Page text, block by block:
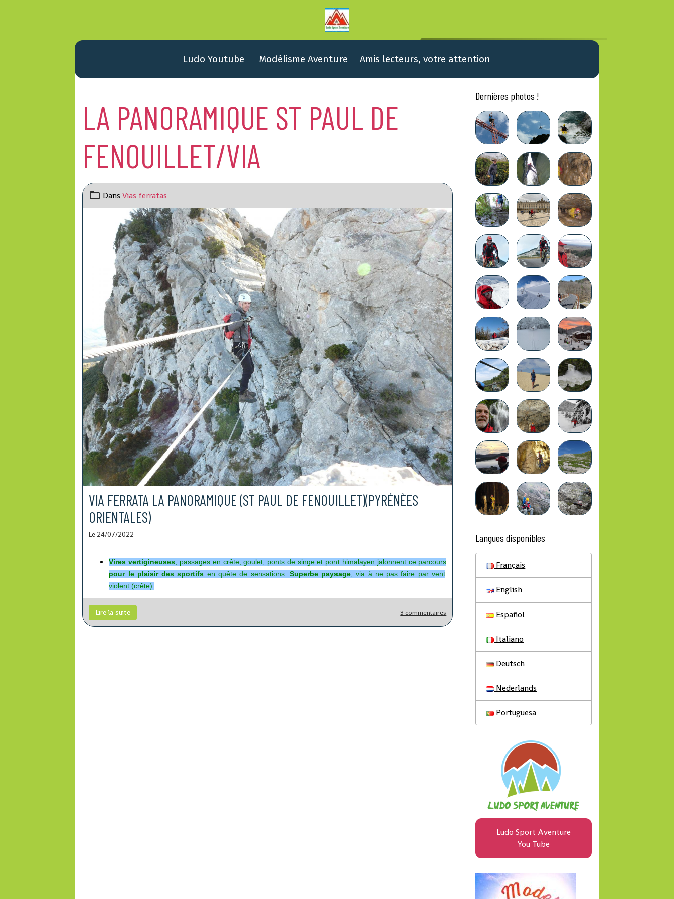
Ludo Youtube Modélisme Aventure Amis lecteurs, votre attention
LA PANORAMIQUE ST PAUL DE
FENOUILLET/VIA
DansVias ferratas
VIA FERRATA LA PANORAMIQUE (ST PAUL DE FENOUILLET)(PYRÉNÈES
ORIENTALES)
Le 24/07/2022
Vires vertigineuses , passages en crête, goulet, ponts de singe et pont himalayen jalonnent ce parcours
pour le plaisir des sportifs en quête de sensations. Superbe paysage , via à ne pas faire par vent
violent (crête).
Lire la suite 3 commentaires
Dernières photos !
Langues disponibles
Français
English
Español
Italiano
Deutsch
Nederlands
Portuguesa
Ludo Sport Aventure
You Tube